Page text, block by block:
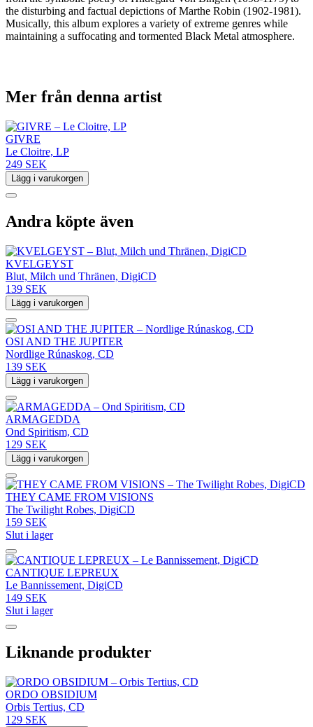
the disturbing and factual depictions of Marthe Robin (1902-1981).
Musically, this album explores a variety of extreme genres while
maintaining a suffocating and tormented Black Metal atmosphere.
Mer från denna artist
GIVRE
Le Cloitre, LP
249 SEK
Lägg i varukorgen
Andra köpte även
KVELGEYST
Blut, Milch und Thränen, DigiCD
139 SEK
Lägg i varukorgen
OSI AND THE JUPITER
Nordlige Rúnaskog, CD
139 SEK
Lägg i varukorgen
ARMAGEDDA
Ond Spiritism, CD
129 SEK
Lägg i varukorgen
THEY CAME FROM VISIONS
The Twilight Robes, DigiCD
159 SEK
Slut i lager
CANTIQUE LEPREUX
Le Bannissement, DigiCD
149 SEK
Slut i lager
Liknande produkter
ORDO OBSIDIUM
Orbis Tertius, CD
129 SEK